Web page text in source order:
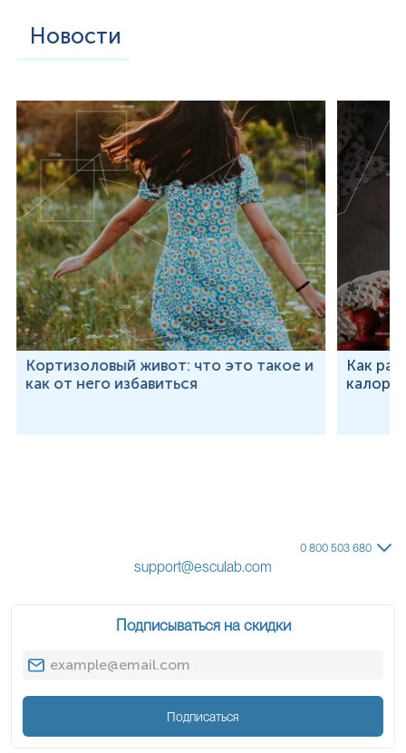
Новости
Кортизоловый живот: что это такое и
как от него избавиться
Как
0 800 503 680
support@esculab.com
Подписываться на скидки
Подписаться